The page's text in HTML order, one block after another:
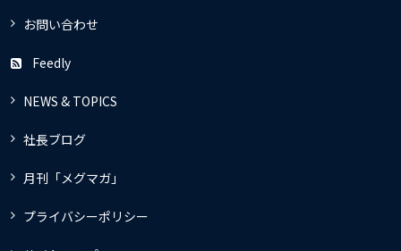
お問い合わせ
Feedly
NEWS & TOPICS
社長ブログ
月刊「メグマガ」
プライバシーポリシー